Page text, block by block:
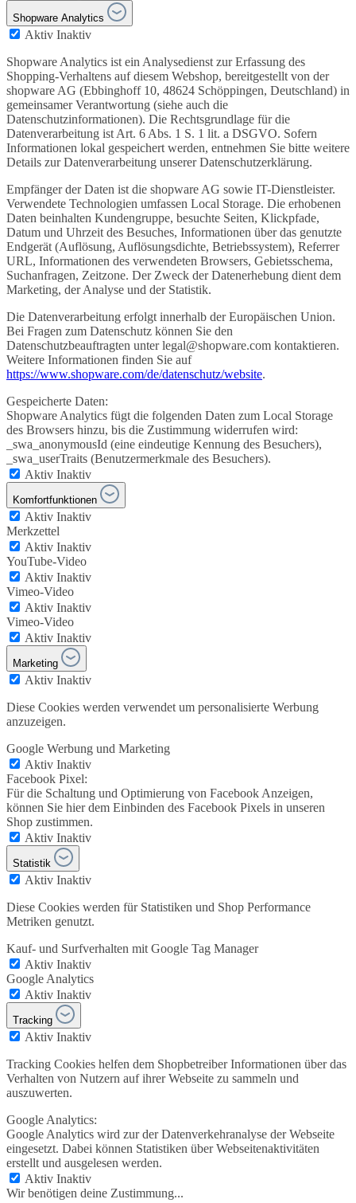
Shopware Analytics
Aktiv Inaktiv
Shopware Analytics ist ein Analysedienst zur Erfassung des
Shopping-Verhaltens auf diesem Webshop, bereitgestellt von der
shopware AG (Ebbinghoff 10, 48624 Schöppingen, Deutschland) in
gemeinsamer Verantwortung (siehe auch die
Datenschutzinformationen). Die Rechtsgrundlage für die
Datenverarbeitung ist Art. 6 Abs. 1 S. 1 lit. a DSGVO. Sofern
Informationen lokal gespeichert werden, entnehmen Sie bitte weitere
Details zur Datenverarbeitung unserer Datenschutzerklärung.
Empfänger der Daten ist die shopware AG sowie IT-Dienstleister.
Verwendete Technologien umfassen Local Storage. Die erhobenen
Daten beinhalten Kundengruppe, besuchte Seiten, Klickpfade,
Datum und Uhrzeit des Besuches, Informationen über das genutzte
Endgerät (Auflösung, Auflösungsdichte, Betriebssystem), Referrer
URL, Informationen des verwendeten Browsers, Gebietsschema,
Suchanfragen, Zeitzone. Der Zweck der Datenerhebung dient dem
Marketing, der Analyse und der Statistik.
Die Datenverarbeitung erfolgt innerhalb der Europäischen Union.
Bei Fragen zum Datenschutz können Sie den
Datenschutzbeauftragten unter legal@shopware.com kontaktieren.
Weitere Informationen finden Sie auf
https://www.shopware.com/de/datenschutz/website.
Gespeicherte Daten:
Shopware Analytics fügt die folgenden Daten zum Local Storage
des Browsers hinzu, bis die Zustimmung widerrufen wird:
_swa_anonymousId (eine eindeutige Kennung des Besuchers),
_swa_userTraits (Benutzermerkmale des Besuchers).
Aktiv Inaktiv
Komfortfunktionen
Aktiv Inaktiv
Merkzettel
Aktiv Inaktiv
YouTube-Video
Aktiv Inaktiv
Vimeo-Video
Aktiv Inaktiv
Vimeo-Video
Aktiv Inaktiv
Marketing
Aktiv Inaktiv
Diese Cookies werden verwendet um personalisierte Werbung
anzuzeigen.
Google Werbung und Marketing
Aktiv Inaktiv
Facebook Pixel:
Für die Schaltung und Optimierung von Facebook Anzeigen,
können Sie hier dem Einbinden des Facebook Pixels in unseren
Shop zustimmen.
Aktiv Inaktiv
Statistik
Aktiv Inaktiv
Diese Cookies werden für Statistiken und Shop Performance
Metriken genutzt.
Kauf- und Surfverhalten mit Google Tag Manager
Aktiv Inaktiv
Google Analytics
Aktiv Inaktiv
Tracking
Aktiv Inaktiv
Tracking Cookies helfen dem Shopbetreiber Informationen über das
Verhalten von Nutzern auf ihrer Webseite zu sammeln und
auszuwerten.
Google Analytics:
Google Analytics wird zur der Datenverkehranalyse der Webseite
eingesetzt. Dabei können Statistiken über Webseitenaktivitäten
erstellt und ausgelesen werden.
Aktiv Inaktiv
Wir benötigen deine Zustimmung...